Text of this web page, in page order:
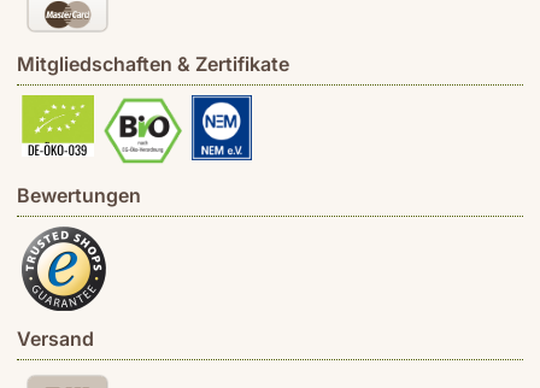
Mitgliedschaften & Zertifikate
Bewertungen
Versand